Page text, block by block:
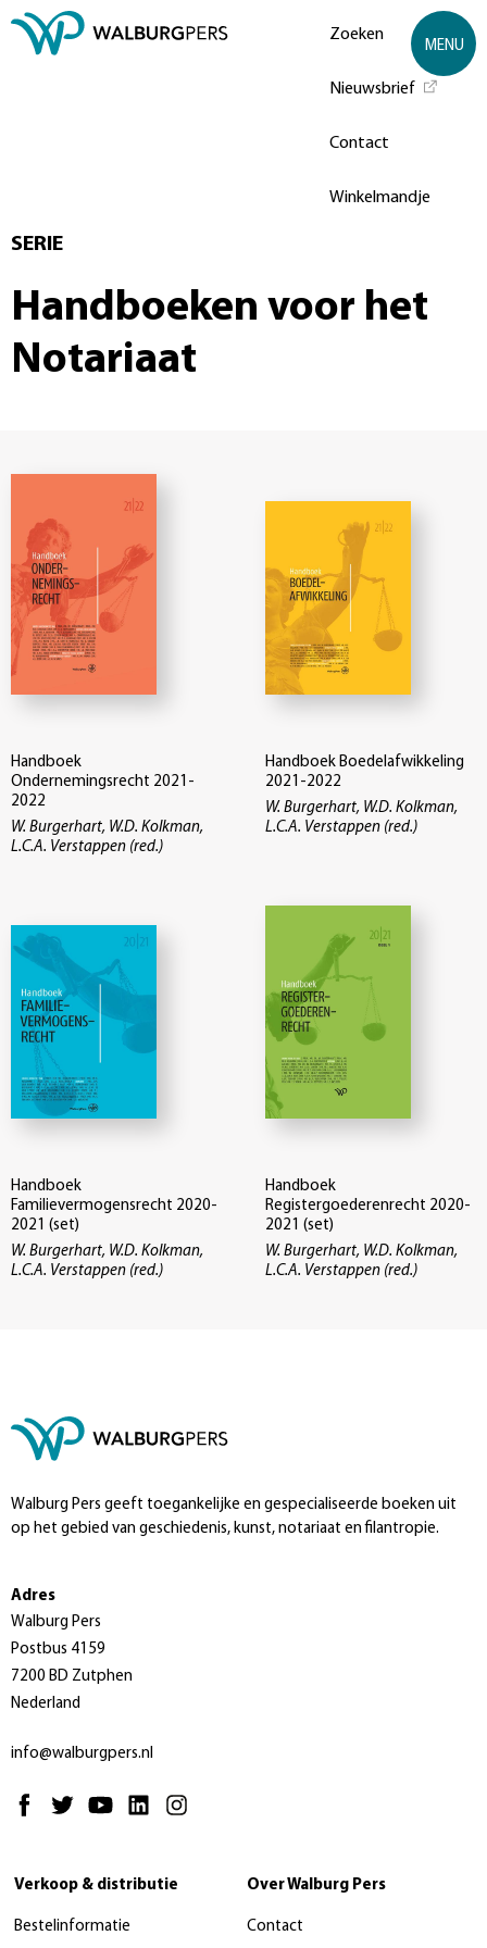
Zoeken
Nieuwsbrief
Contact
Winkelmandje
MENU
SERIE
Handboeken voor het
Notariaat
Handboek
Ondernemingsrecht 2021-
2022
W. Burgerhart, W.D. Kolkman,
L.C.A. Verstappen (red.)
Handboek Boedelafwikkeling
2021-2022
W. Burgerhart, W.D. Kolkman,
L.C.A. Verstappen (red.)
Handboek
Familievermogensrecht 2020-
2021 (set)
W. Burgerhart, W.D. Kolkman,
L.C.A. Verstappen (red.)
Handboek
Registergoederenrecht 2020-
2021 (set)
W. Burgerhart, W.D. Kolkman,
L.C.A. Verstappen (red.)
Walburg Pers geeft toegankelijke en gespecialiseerde boeken uit
op het gebied van geschiedenis, kunst, notariaat en filantropie.
Adres
Walburg Pers
Postbus 4159
7200 BD Zutphen
Nederland
info@walburgpers.nl
Verkoop & distributie
Bestelinformatie
Over Walburg Pers
Contact